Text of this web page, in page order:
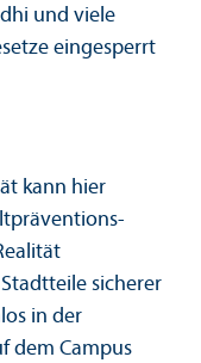
und viele
eingesperrt
kann hier
sicherer
in der
dem Campus